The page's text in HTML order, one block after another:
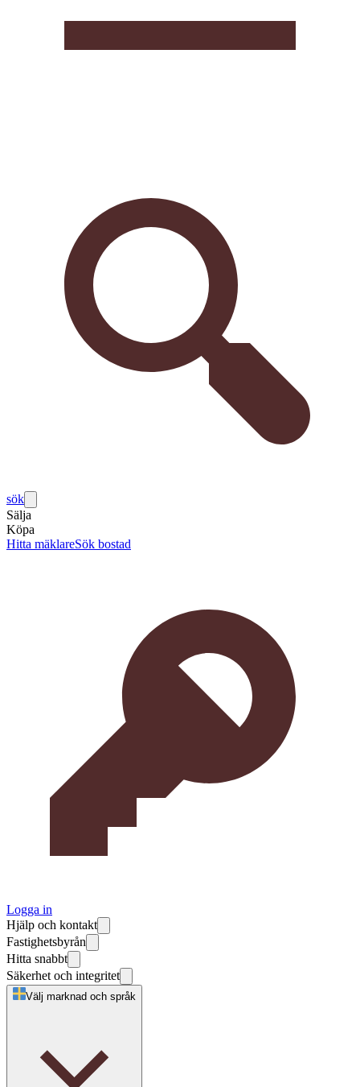
sök
Sälja
Köpa
Hitta mäklareSök bostad
Logga in
Hjälp och kontakt
Fastighetsbyrån
Hitta snabbt
Säkerhet och integritet
Välj marknad och språk